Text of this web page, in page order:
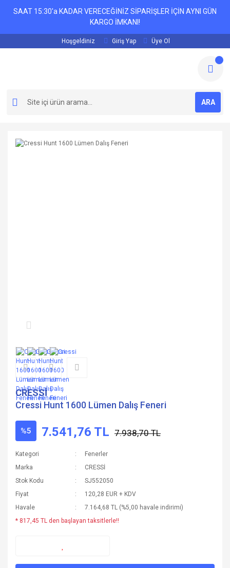
SAAT 15:30'a KADAR VERECEĞİNİZ SİPARİŞLER İÇİN AYNI GÜN
KARGO İMKANI!
Hoşgeldiniz Giriş Yap Üye Ol
ARA
CRESSİ
Cressi Hunt 1600 Lümen Dalış Feneri
%5 7.541,76 TL 7.938,70 TL
Kategori
Fenerler
Marka
CRESSİ
Stok Kodu
SJ552050
Fiyat
120,28 EUR + KDV
Havale
7.164,68 TL (%5,00 havale indirimi)
* 817,45 TL den başlayan taksitlerle!!